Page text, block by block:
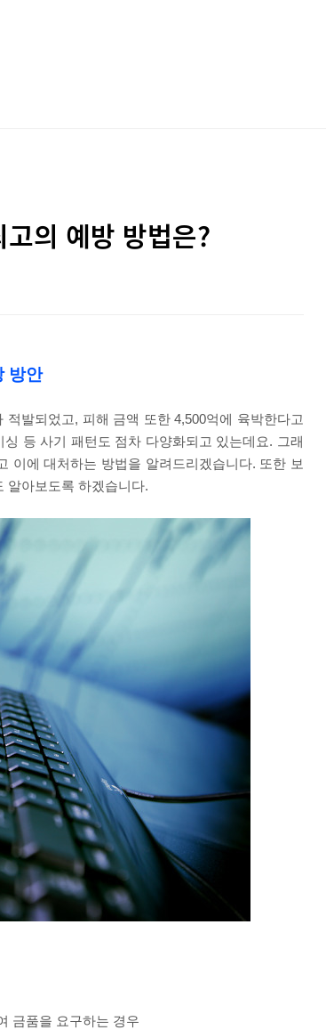
의 예방 방법은?
방안
적발되었고, 피해 금액 또한4,500억에 육박한다고
싱 등 사기 패턴도 점차 다양화되고 있는데요. 그래
이에 대처하는 방법을 알려드리겠습니다. 또한 보
알아보도록 하겠습니다.
금품을 요구하는 경우